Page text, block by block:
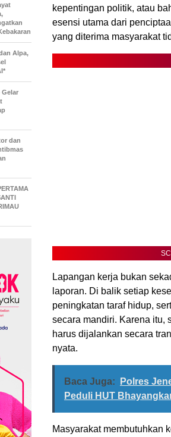
kepentingan politik, atau
esensi utama dari
yang diterima masyarakat
Lapangan kerja bukan
laporan. Di balik setiap
peningkatan taraf hidup,
secara mandiri. Karena itu,
harus dijalankan secara
nyata.
Baca Juga:
Polres
Peduli HUT
Masyarakat membutuhkan
Alpa,
dan